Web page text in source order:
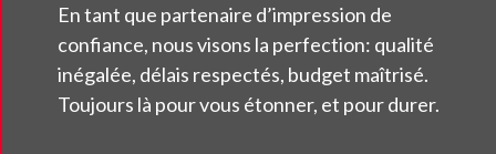
En tant que partenaire d’impression de
confiance, nous visons la perfection: qualité
inégalée, délais respectés, budget maîtrisé.
Toujours là pour vous étonner, et pour durer.